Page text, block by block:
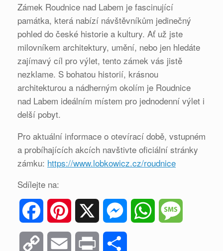
Zámek Roudnice nad Labem je fascinující
památka, která nabízí návštěvníkům jedinečný
pohled do české historie a kultury. Ať už jste
milovníkem architektury, umění, nebo jen hledáte
zajímavý cíl pro výlet, tento zámek vás jistě
nezklame. S bohatou historií, krásnou
architekturou a nádherným okolím je Roudnice
nad Labem ideálním místem pro jednodenní výlet i
delší pobyt.
Pro aktuální informace o otevírací době, vstupném
a probíhajících akcích navštivte oficiální stránky
zámku: https://www.lobkowicz.cz/roudnice
Sdílejte na:
a
W